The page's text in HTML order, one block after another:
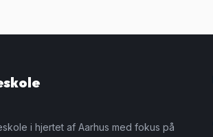
i hjertet af Aarhus med fokus på